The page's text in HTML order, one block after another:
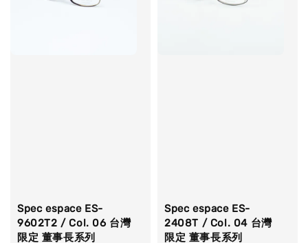
Spec espace ES-
9602T2 / Col. 06 台灣
限定 董事長系列
Spec espace ES-
2408T / Col. 04 台灣
限定 董事長系列